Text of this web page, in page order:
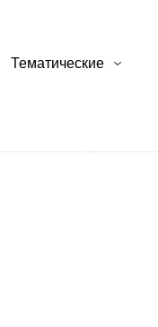
Тематические